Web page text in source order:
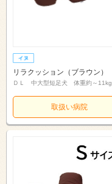
リラクッション（ブラウン）
ＤＬ 中大型短足犬 体重約～11kg
取扱い病院